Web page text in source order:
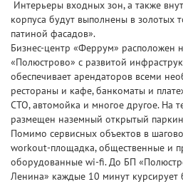
Интерьеры входных зон, а также
корпуса будут выполнены в золотых
патиной фасадов».
Бизнес-центр «Феррум» расположен
«Полюстрово» с развитой
обеспечивает арендаторов всеми
рестораны и кафе, банкоматы и
СТО, автомойка и многое другое. На
размещен наземный открытый
Помимо сервисных объектов в
workout-площадка, общественные и
оборудованные wi-fi. До БП
Ленина» каждые 10 минут курсирует